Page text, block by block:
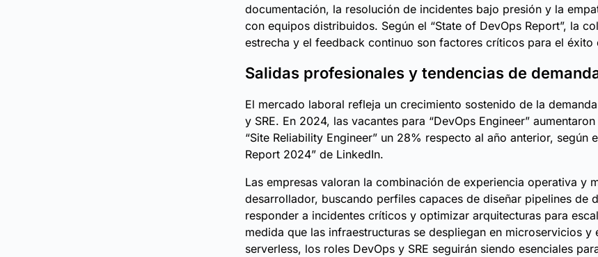
documentación, la resolución de incidentes bajo presión y la
con equipos distribuidos. Según el “State of DevOps Report”, la
estrecha y el feedback continuo son factores críticos para el éxito
Salidas profesionales y tendencias de
El mercado laboral refleja un crecimiento sostenido de la
y SRE. En 2024, las vacantes para “DevOps Engineer”
“Site Reliability Engineer” un 28% respecto al año anterior, según
Report 2024” de LinkedIn.
Las empresas valoran la combinación de experiencia operativa y
desarrollador, buscando perfiles capaces de diseñar pipelines de
responder a incidentes críticos y optimizar arquitecturas para
medida que las infraestructuras se despliegan en microservicios y
serverless, los roles DevOps y SRE seguirán siendo esenciales